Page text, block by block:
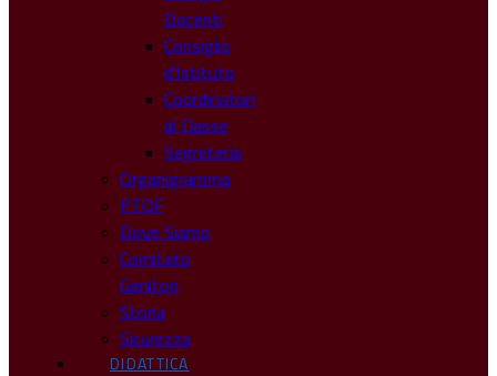
Docenti
Consiglio
d’Istituto
Coordinatori
di Classe
Segreteria
Organigramma
PTOF
Dove Siamo
Comitato
Genitori
Storia
Sicurezza
DIDATTICA